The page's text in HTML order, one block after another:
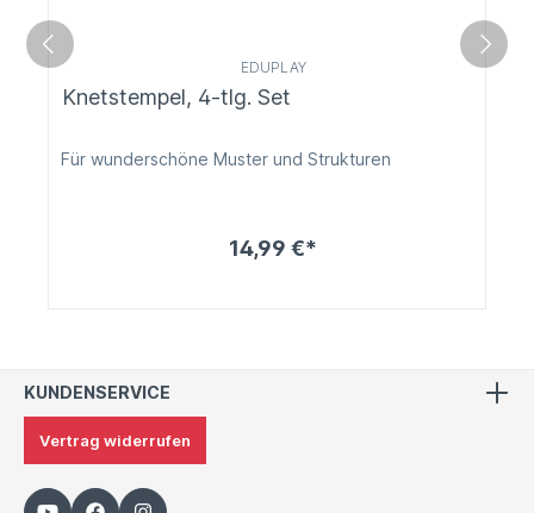
EDUPLAY
Knetstempel, 4-tlg. Set
Für wunderschöne Muster und Strukturen
14,99 €*
KUNDENSERVICE
Vertrag widerrufen